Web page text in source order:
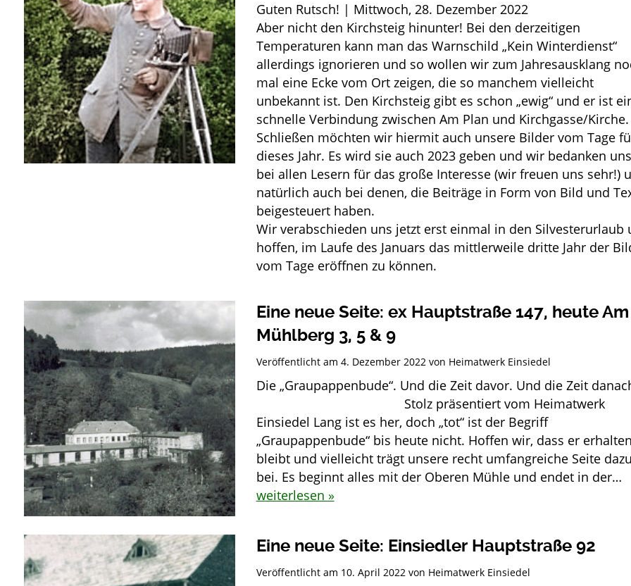
Guten Rutsch! | Mittwoch, 28. Dezember 2022
Aber nicht den Kirchsteig hinunter! Bei den derzeitigen
Temperaturen kann man das Warnschild „Kein Winterdienst“
allerdings ignorieren und so wollen wir zum Jahresausklang
mal eine Ecke vom Ort zeigen, die so manchem vielleicht
unbekannt ist. Den Kirchsteig gibt es schon „ewig“ und er ist
schnelle Verbindung zwischen Am Plan und Kirchgasse/Kirche.
Schließen möchten wir hiermit auch unsere Bilder vom Tage
dieses Jahr. Es wird sie auch 2023 geben und wir bedanken uns
bei allen Lesern für das große Interesse (wir freuen uns sehr!)
natürlich auch bei denen, die Beiträge in Form von Bild und
beigesteuert haben.
Wir verabschieden uns jetzt erst einmal in den Silvesterurlaub
hoffen, im Laufe des Januars das mittlerweile dritte Jahr der
vom Tage eröffnen zu können.
Eine neue Seite: ex Hauptstraße 147, heute Am
Mühlberg 3, 5 & 9
Veröffentlicht am 4. Dezember 2022 von Heimatwerk Einsiedel
Die „Graupappenbude“. Und die Zeit davor. Und die Zeit
Stolz präsentiert vom Heimatwerk
Einsiedel Lang ist es her, doch „tot“ ist der Begriff
„Graupappenbude“ bis heute nicht. Hoffen wir, dass er erhalten
bleibt und vielleicht trägt unsere recht umfangreiche Seite dazu
bei. Es beginnt alles mit der Oberen Mühle und endet in der…
weiterlesen »
Eine neue Seite: Einsiedler Hauptstraße 92
Veröffentlicht am 10. April 2022von Heimatwerk Einsiedel